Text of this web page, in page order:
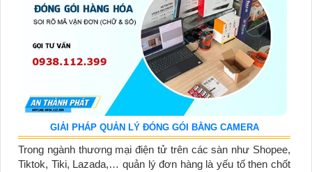
GIẢI PHÁP QUẢN LÝ ĐÓNG GÓI BẰNG CAMERA
Trong ngành thương mại điện tử trên các sàn như Shopee,
Tiktok, Tiki, Lazada,… quản lý đơn hàng là yếu tố then chốt